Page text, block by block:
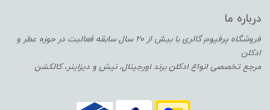
درباره ما
فروشگاه پرفیوم گالری با بیش از 20 سال سابقه فعالیت در حوزه عطر و
ادکلن
مرجع تخصصی انواع ادکلن برند اورجینال، نیش و دیزاینر، کالکشن